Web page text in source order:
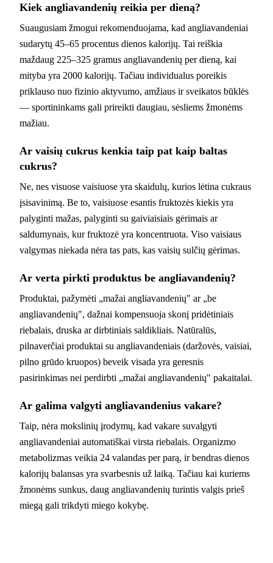
Kiek angliavandenių reikia per dieną?
Suaugusiam žmogui rekomenduojama, kad angliavandeniai
sudarytų 45–65 procentus dienos kalorijų. Tai reiškia
maždaug 225–325 gramus angliavandenių per dieną, kai
mityba yra 2000 kalorijų. Tačiau individualus poreikis
priklauso nuo fizinio aktyvumo, amžiaus ir sveikatos būklės
— sportininkams gali prireikti daugiau, sėsliems žmonėms
mažiau.
Ar vaisių cukrus kenkia taip pat kaip baltas
cukrus?
Ne, nes visuose vaisiuose yra skaidulų, kurios lėtina cukraus
įsisavinimą. Be to, vaisiuose esantis fruktozės kiekis yra
palyginti mažas, palyginti su gaiviaisiais gėrimais ar
saldumynais, kur fruktozė yra koncentruota. Viso vaisiaus
valgymas niekada nėra tas pats, kas vaisių sulčių gėrimas.
Ar verta pirkti produktus be angliavandenių?
Produktai, pažymėti „mažai angliavandenių" ar „be
angliavandenių", dažnai kompensuoja skonį pridėtiniais
riebalais, druska ar dirbtiniais saldikliais. Natūralūs,
pilnaverčiai produktai su angliavandeniais (daržovės, vaisiai,
pilno grūdo kruopos) beveik visada yra geresnis
pasirinkimas nei perdirbti „mažai angliavandenių" pakaitalai.
Ar galima valgyti angliavandenius vakare?
Taip, nėra mokslinių įrodymų, kad vakare suvalgyti
angliavandeniai automatiškai virsta riebalais. Organizmo
metabolizmas veikia 24 valandas per parą, ir bendras dienos
kalorijų balansas yra svarbesnis už laiką. Tačiau kai kuriems
žmonėms sunkus, daug angliavandenių turintis valgis prieš
miegą gali trikdyti miego kokybę.